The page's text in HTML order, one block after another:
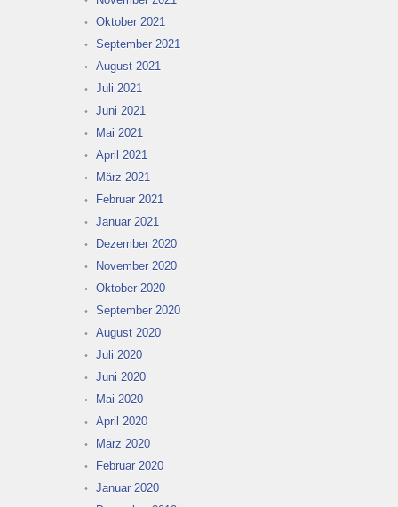
Oktober 2021
September 2021
August 2021
Juli 2021
Juni 2021
Mai 2021
April 2021
März 2021
Februar 2021
Januar 2021
Dezember 2020
November 2020
Oktober 2020
September 2020
August 2020
Juli 2020
Juni 2020
Mai 2020
April 2020
März 2020
Februar 2020
Januar 2020